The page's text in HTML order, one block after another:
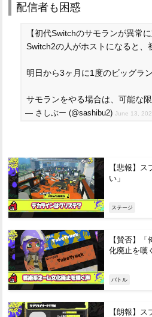
配信者も困惑
【初代Switchのサモランが異常に
Switch2の人がホストになると、
明日から3ヶ月に1度のビッグラ
サモランをやる場合は、可能な
— さしぶー (@sashibu2) June 13,
【悲報】
い」
ステージ
【賛否】
化廃止を嘆
バトル
【朗報】